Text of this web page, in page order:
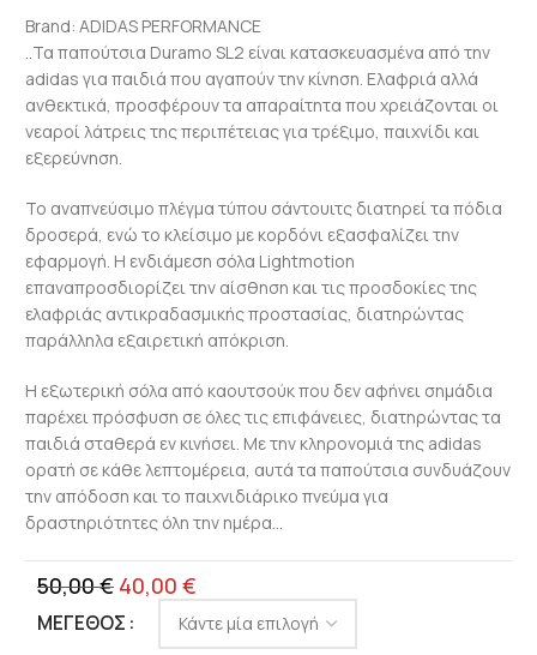
Brand: ADIDAS PERFORMANCE
..Τα παπούτσια Duramo SL2 είναι κατασκευασμένα από την
adidas για παιδιά που αγαπούν την κίνηση. Ελαφριά αλλά
ανθεκτικά, προσφέρουν τα απαραίτητα που χρειάζονται οι
νεαροί λάτρεις της περιπέτειας για τρέξιμο, παιχνίδι και
εξερεύνηση.
Το αναπνεύσιμο πλέγμα τύπου σάντουιτς διατηρεί τα πόδια
δροσερά, ενώ το κλείσιμο με κορδόνι εξασφαλίζει την
εφαρμογή. Η ενδιάμεση σόλα Lightmotion
επαναπροσδιορίζει την αίσθηση και τις προσδοκίες της
ελαφριάς αντικραδασμικής προστασίας, διατηρώντας
παράλληλα εξαιρετική απόκριση.
Η εξωτερική σόλα από καουτσούκ που δεν αφήνει σημάδια
παρέχει πρόσφυση σε όλες τις επιφάνειες, διατηρώντας τα
παιδιά σταθερά εν κινήσει. Με την κληρονομιά της adidas
ορατή σε κάθε λεπτομέρεια, αυτά τα παπούτσια συνδυάζουν
την απόδοση και το παιχνιδιάρικο πνεύμα για
δραστηριότητες όλη την ημέρα…
50,00€ 40,00 €
ΜΈΓΕΘΟΣ